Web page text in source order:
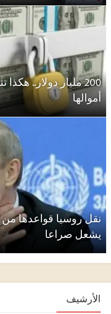
200 مليار دولار..
أموالها
نقل روسيا قواعدها من
يشعل صراعا
الأرشيف